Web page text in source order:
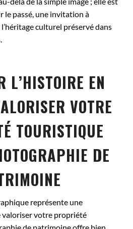
le passé, une invitation à
culturel préservé dans
L’HISTOIRE EN
VOTRE
TOURISTIQUE
DE
représente une
votre propriété